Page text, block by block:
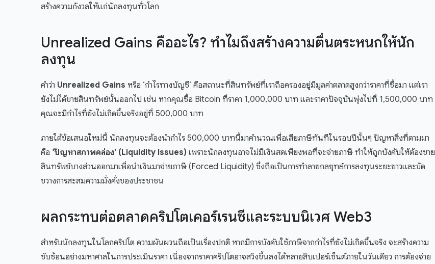
สร้างความกังวลให้แก่นักลงทุนทั่วโลก
Unrealized Gains คืออะไร? ทำไมถึงสร้างความตื่นตระหนกให้นัก
ลงทุน
คำว่า Unrealized Gains หรือ ‘กำไรทางบัญชี’ คือสถานะที่สินทรัพย์ที่เราถือครองอยู่มีมูลค่าตลาดสูงกว่าราคาที่ซื้อมา แต่เรา
ยังไม่ได้ขายสินทรัพย์นั้นออกไป เช่น หากคุณซื้อ Bitcoin ที่ราคา 1,000,000 บาท และราคาปัจจุบันพุ่งไปที่ 1,500,000 บาท
คุณจะมีกำไรที่ยังไม่เกิดขึ้นจริงอยู่ที่ 500,000 บาท
ภายใต้ข้อเสนอใหม่นี้ นักลงทุนจะต้องนำกำไร 500,000 บาทนี้มาคำนวณเพื่อเสียภาษีทันทีในรอบปีนั้นๆ ปัญหาสิ่งที่ตามมา
คือ ‘ปัญหาสภาพคล่อง’ (Liquidity Issues) เพราะนักลงทุนอาจไม่มีเงินสดเพียงพอที่จะจ่ายภาษี ทำให้ถูกบังคับให้ต้องขาย
สินทรัพย์บางส่วนออกมาเพื่อนำเงินมาจ่ายภาษี (Forced Liquidity) ซึ่งถือเป็นการทำลายกลยุทธ์การลงทุนระยะยาวและขัด
ขวางการสะสมความมั่งคั่งของประชาชน
ผลกระทบต่อตลาดคริปโตเคอร์เรนซีและระบบนิเวศ Web3
สำหรับนักลงทุนในโลกคริปโต ความผันผวนถือเป็นเรื่องปกติ หากมีการบังคับใช้ภาษีจากกำไรที่ยังไม่เกิดขึ้นจริง จะสร้างความ
ซับซ้อนอย่างมหาศาลในการประเมินราคา เนื่องจากราคาคริปโตอาจสวิงขึ้นลงได้หลายสิบเปอร์เซ็นต์ภายในวันเดียว การต้องจ่าย